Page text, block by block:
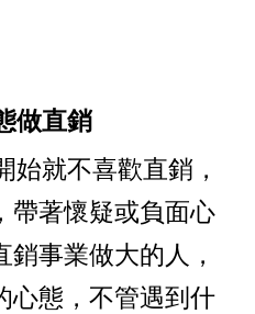
做直銷
始就不喜歡直銷，
帶著懷疑或負面心
事業做大的人，
心態，不管遇到什